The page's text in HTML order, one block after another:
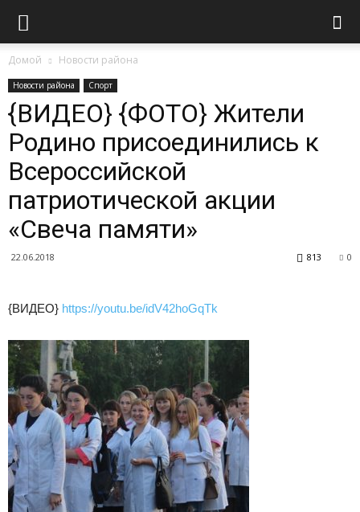
Домой Новости района
Новости района Спорт
{ВИДЕО} {ФОТО} Жители
Родино присоединились к
Всероссийской
патриотической акции
«Свеча памяти»
22.06.2018 0
813
{ВИДЕО} https://youtu.be/idV42hoGqTk